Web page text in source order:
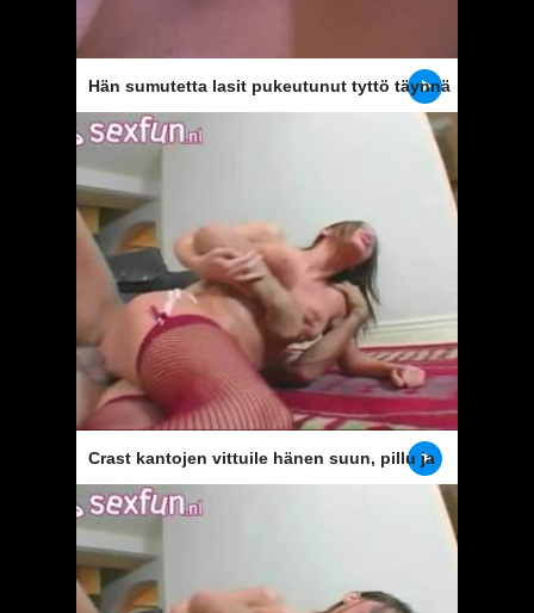
Hän sumutetta lasit pukeutunut tyttö täynnä
spermaa kasvot
Crast kantojen vittuile hänen suun, pillu ja
anus